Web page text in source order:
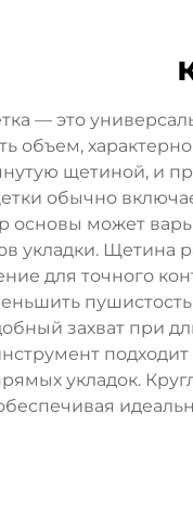
— это
объем,
щетиной, и
обычно
основы может
укладки. Щетина
для точного
захват при
укладок.